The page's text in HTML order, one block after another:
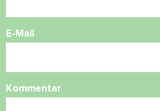
E-Mail
Kommentar